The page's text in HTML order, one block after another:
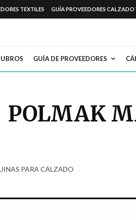
TEXTILES GUÍA PROVEEDORES CALZADO
GUÍA DE PROVEEDORES
POLMAK
PARA CALZADO